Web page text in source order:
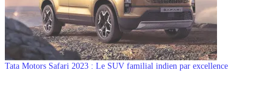
Tata Motors Safari 2023 : Le SUV familial indien par excellence